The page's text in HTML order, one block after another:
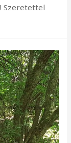
Szeretettel